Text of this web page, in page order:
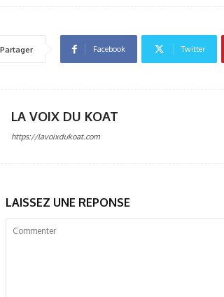
Partager Facebook Twitter
LA VOIX DU KOAT
https://lavoixdukoat.com
LAISSEZ UNE REPONSE